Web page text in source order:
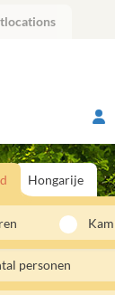
Hongarije
personen